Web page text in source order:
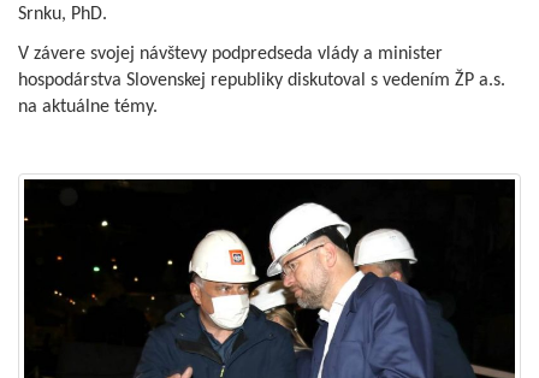
Srnku, PhD.
V závere svojej návštevy podpredseda vlády a minister
hospodárstva Slovenskej republiky diskutoval s vedením ŽP a.s.
na aktuálne témy.